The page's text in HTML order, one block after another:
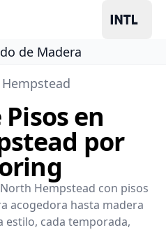
de Madera
en
por
Hempstead con pisos
acogedora hasta madera
estilo, cada temporada,